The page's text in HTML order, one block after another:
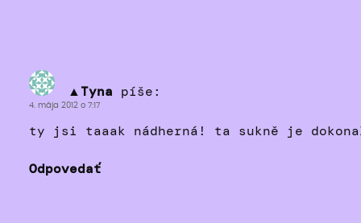
▲Tyna píše:
4. mája 2012 o 7:17
ty jsi taaak nádherná! ta sukně je
Odpovedať